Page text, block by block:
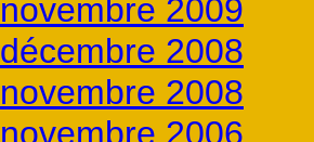
novembre 2009
décembre 2008
novembre 2008
novembre 2006